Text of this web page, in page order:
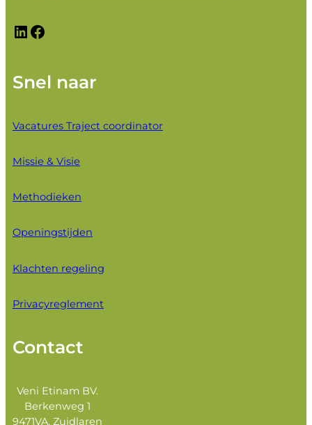
LinkedIn
Facebook
Snel naar
Vacatures Traject coordinator
Missie & Visie
Methodieken
Openingstijden
Klachten regeling
Privacyreglement
Contact
Veni Etinam BV.
Berkenweg 1
9471VA, Zuidlaren